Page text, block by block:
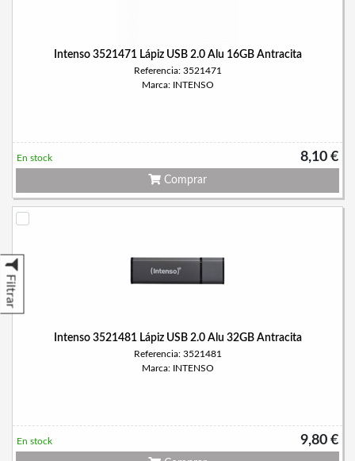
Filtrar
Intenso 3521471 Lápiz USB 2.0 Alu 16GB Antracita
Referencia: 3521471
Marca: INTENSO
8,10 €
En stock
Comprar
Intenso 3521481 Lápiz USB 2.0 Alu 32GB Antracita
Referencia: 3521481
Marca: INTENSO
9,80 €
En stock